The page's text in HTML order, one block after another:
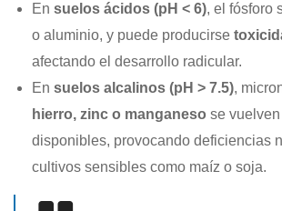
En suelos ácidos (pH < 6), el fósforo
o aluminio, y puede producirse
afectando el desarrollo radicular.
En suelos alcalinos (pH > 7.5),
hierro, zinc o manganeso se
disponibles, provocando deficiencias
cultivos sensibles como maíz o soja.